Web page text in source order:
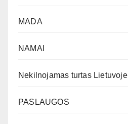
MADA
NAMAI
Nekilnojamas turtas Lietuvoje
PASLAUGOS